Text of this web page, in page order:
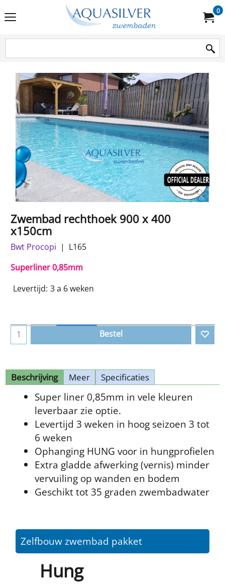
0
Zwembad rechthoek 900 x 400
x150cm
Bwt Procopi
L165
Superliner 0,85mm
Levertijd: 3 a 6 weken
Bestel
Beschrijving Meer Specificaties
Super liner 0,85mm in vele kleuren
leverbaar zie optie.
Levertijd 3 weken in hoog seizoen 3 tot
6 weken
Ophanging HUNG voor in hungprofielen
Extra gladde afwerking (vernis) minder
vervuiling op wanden en bodem
Geschikt tot 35 graden zwembadwater
Zelfbouw zwembad pakket
Hung